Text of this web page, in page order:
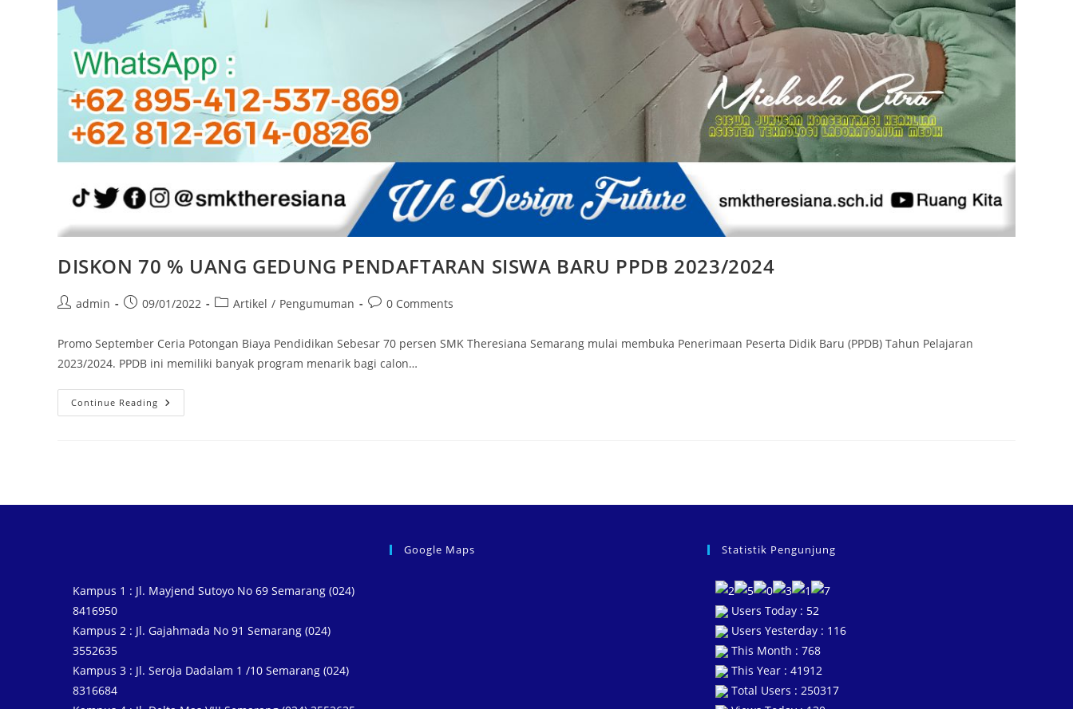
DISKON 70 % UANG GEDUNG PENDAFTARAN SISWA BARU PPDB 2023/2024
admin 09/01/2022 Artikel / Pengumuman 0 Comments
Promo September Ceria Potongan Biaya Pendidikan Sebesar 70 persen SMK Theresiana Semarang mulai membuka Penerimaan Peserta Didik Baru (PPDB) Tahun Pelajaran
2023/2024. PPDB ini memiliki banyak program menarik bagi calon…
Continue Reading
Kampus 1 : Jl. Mayjend Sutoyo No 69 Semarang (024)
8416950
Kampus 2 : Jl. Gajahmada No 91 Semarang (024)
3552635
Kampus 3 : Jl. Seroja Dadalam 1 /10 Semarang (024)
8316684
Google Maps Statistik Pengunjung
Users Today : 52
Users Yesterday : 116
This Month : 768
This Year : 41912
Total Users : 250317